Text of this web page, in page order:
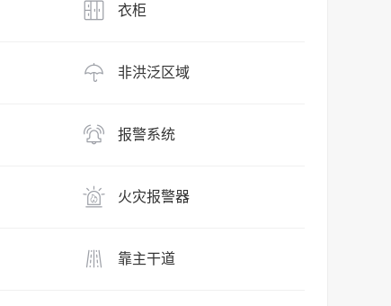
衣柜
非洪泛区域
报警系统
火灾报警器
靠主干道